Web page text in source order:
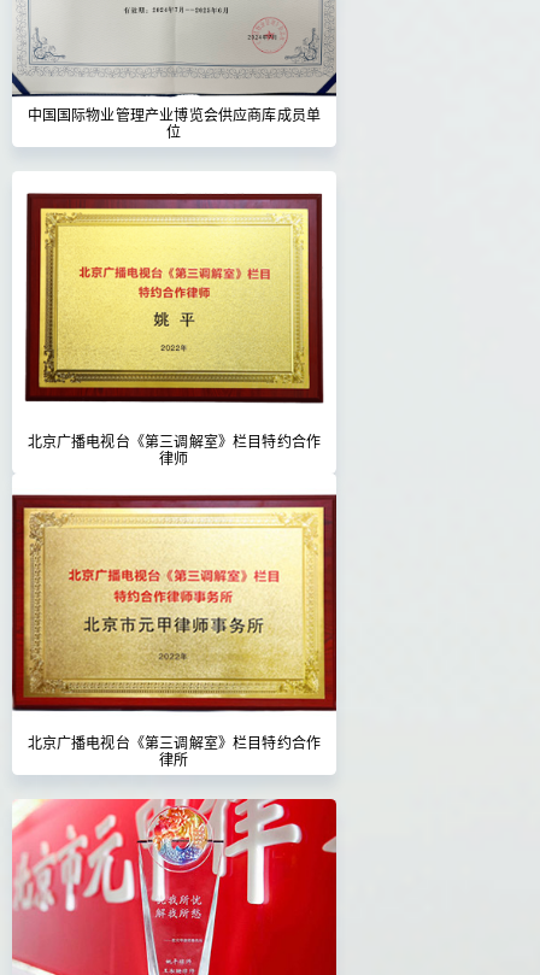
中国国际物业管理产业博览会供应商库成员单
位
北京广播电视台《第三调解室》栏目特约合作
律师
北京广播电视台《第三调解室》栏目特约合作
律所